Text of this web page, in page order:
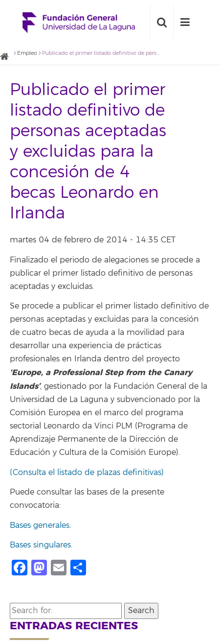
Empleo Publicado el primer listado definitivo de personas aceptadas y excluidas para la concesión de 4 becas Leonardo en Irlanda
Publicado el primer
listado definitivo de
personas aceptadas
y excluidas para la
concesión de 4
becas Leonardo en
Irlanda
martes 04 de febrero de 2014 - 14:35 CET
Finalizado el periodo de alegaciones se procede a
publicar el primer listado definitivo de personas
aceptadas y excluidas.
Se procede a publicar el primer listado definitivo de
personas aceptadas y excluidas para la concesión
de cuatro becas de ayuda a la movilidad para
desarrollar una experiencia de prácticas
profesionales en Irlanda dentro del proyecto
‘Europe, a Professional Step from the Canary
Islands’, gestionado por la Fundación General de la
Universidad de La Laguna y subvencionado por la
Comisión Europea en el marco del programa
sectorial Leonardo da Vinci PLM (Programa de
Aprendizaje Permanente de la Dirección de
Educación y Cultura de la Comisión Europe).
(Consulta el listado de plazas definitivas)
Puede consultar las bases de la presente
convocatoria:
Bases generales.
Bases singulares.
Facebook
Mastodon
Email
Search
for:
ENTRADAS RECIENTES